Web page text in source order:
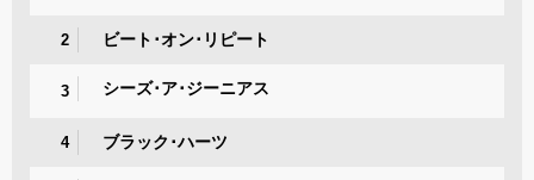
2 ビート･オン･リピート
3 シーズ･ア･ジーニアス
4 ブラック･ハーツ